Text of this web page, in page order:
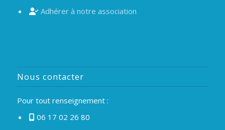
Adhérer à notre association
Nous contacter
Pour tout renseignement :
06 17 02 26 80